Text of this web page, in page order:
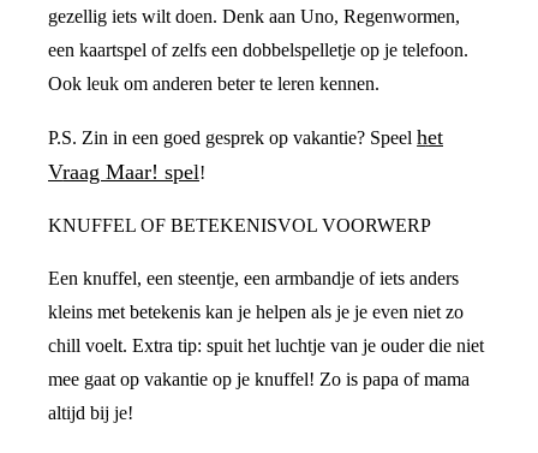
gezellig iets wilt doen. Denk aan Uno, Regenwormen,
een kaartspel of zelfs een dobbelspelletje op je telefoon.
Ook leuk om anderen beter te leren kennen.
P.S. Zin in een goed gesprek op vakantie? Speel het
Vraag Maar! spel!
KNUFFEL OF BETEKENISVOL VOORWERP
Een knuffel, een steentje, een armbandje of iets anders
kleins met betekenis kan je helpen als je je even niet zo
chill voelt. Extra tip: spuit het luchtje van je ouder die niet
mee gaat op vakantie op je knuffel! Zo is papa of mama
altijd bij je!